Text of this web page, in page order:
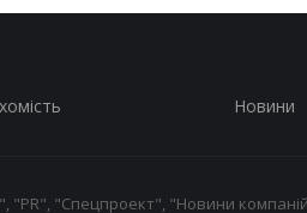
Новини
"PR", "Спецпроект", "Новини